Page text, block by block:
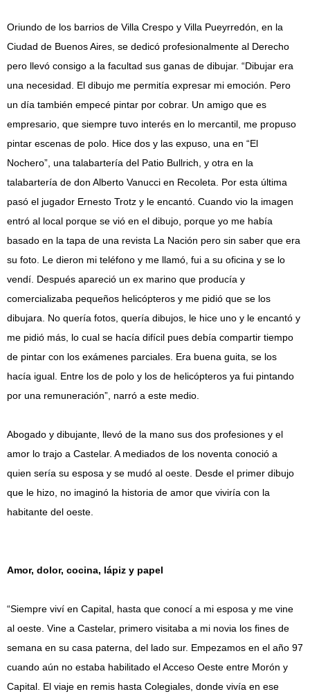
Oriundo de los barrios de Villa Crespo y Villa Pueyrredón, en la
Ciudad de Buenos Aires, se dedicó profesionalmente al Derecho
pero llevó consigo a la facultad sus ganas de dibujar. “Dibujar era
una necesidad. El dibujo me permitía expresar mi emoción. Pero
un día también empecé pintar por cobrar. Un amigo que es
empresario, que siempre tuvo interés en lo mercantil, me propuso
pintar escenas de polo. Hice dos y las expuso, una en “El
Nochero”, una talabartería del Patio Bullrich, y otra en la
talabartería de don Alberto Vanucci en Recoleta. Por esta última
pasó el jugador Ernesto Trotz y le encantó. Cuando vio la imagen
entró al local porque se vió en el dibujo, porque yo me había
basado en la tapa de una revista La Nación pero sin saber que era
su foto. Le dieron mi teléfono y me llamó, fui a su oficina y se lo
vendí. Después apareció un ex marino que producía y
comercializaba pequeños helicópteros y me pidió que se los
dibujara. No quería fotos, quería dibujos, le hice uno y le encantó y
me pidió más, lo cual se hacía difícil pues debía compartir tiempo
de pintar con los exámenes parciales. Era buena guita, se los
hacía igual. Entre los de polo y los de helicópteros ya fui pintando
por una remuneración”, narró a este medio.
Abogado y dibujante, llevó de la mano sus dos profesiones y el
amor lo trajo a Castelar. A mediados de los noventa conoció a
quien sería su esposa y se mudó al oeste. Desde el primer dibujo
que le hizo, no imaginó la historia de amor que viviría con la
habitante del oeste.
Amor, dolor, cocina, lápiz y papel
“Siempre viví en Capital, hasta que conocí a mi esposa y me vine
al oeste. Vine a Castelar, primero visitaba a mi novia los fines de
semana en su casa paterna, del lado sur. Empezamos en el año 97
cuando aún no estaba habilitado el Acceso Oeste entre Morón y
Capital. El viaje en remis hasta Colegiales, donde vivía en ese